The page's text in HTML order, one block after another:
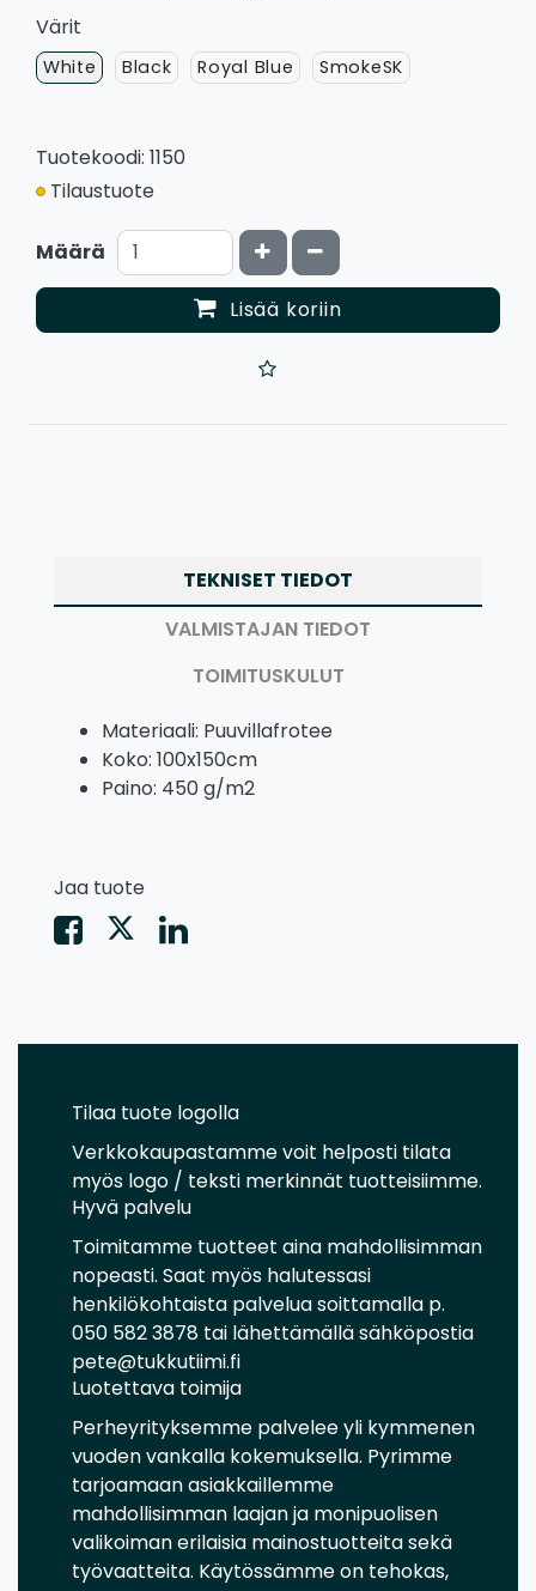
Värit
White Black Royal Blue SmokeSK
Tuotekoodi: 1150
Tilaustuote
Määrä Kasvata määrää
Vähennä määrää
Lisää koriin
TEKNISET TIEDOT
VALMISTAJAN TIEDOT
TOIMITUSKULUT
Materiaali: Puuvillafrotee
Koko: 100x150cm
Paino: 450 g/m2
Jaa tuote
Tilaa tuote logolla
Verkkokaupastamme voit helposti tilata
myös logo / teksti merkinnät tuotteisiimme.
Hyvä palvelu
Toimitamme tuotteet aina mahdollisimman
nopeasti. Saat myös halutessasi
henkilökohtaista palvelua soittamalla p.
050 582 3878 tai lähettämällä sähköpostia
pete@tukkutiimi.fi
Luotettava toimija
Perheyrityksemme palvelee yli kymmenen
vuoden vankalla kokemuksella. Pyrimme
tarjoamaan asiakkaillemme
mahdollisimman laajan ja monipuolisen
valikoiman erilaisia mainostuotteita sekä
työvaatteita. Käytössämme on tehokas,